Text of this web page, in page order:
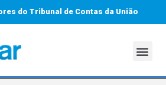
do Tribunal de Contas da União